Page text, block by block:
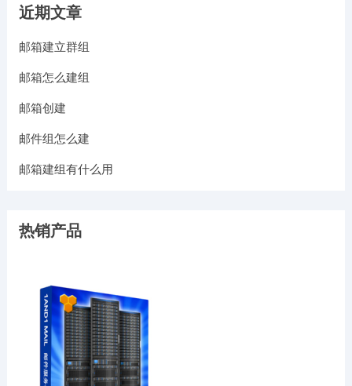
近期文章
邮箱建立群组
邮箱怎么建组
邮箱创建
邮件组怎么建
邮箱建组有什么用
热销产品